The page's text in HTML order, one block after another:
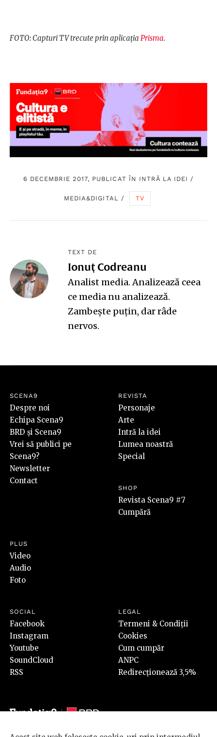
FOTO: Capturi TV trecute prin aplicaţia Prisma.
6 DECEMBRIE 2017, PUBLICAT ÎN INTRĂ LA IDEI /
MEDIA&DIGITAL / TV
TEXT DE
Ionuţ Codreanu
Analist media. Analizează ceea
ce media nu analizează.
Zambeşte puţin, dar râde
nervos.
SCENA9
Despre noi
Echipa Scena9
BRD și Scena9
Vrei să publici pe
Scena9?
Newsletter
Contact
REVISTA
Personaje
Arte
Intră la idei
Lumea noastră
Special
SHOP
Revista Scena9 #7
Cumpără
PLUS
Video
Audio
Foto
SOCIAL
Facebook
Instagram
Youtube
SoundCloud
RSS
LEGAL
Termeni & Condiții
Cookies
Cum cumpăr
ANPC
Redirecționează 3,5%